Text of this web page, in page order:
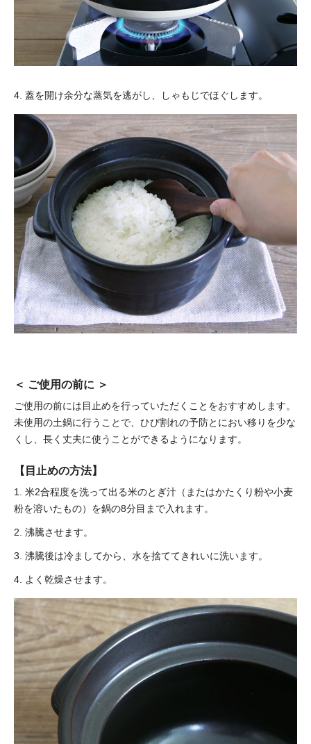
4. 蓋を開け余分な蒸気を逃がし、しゃもじでほぐします。
＜ ご使用の前に ＞
ご使用の前には目止めを行っていただくことをおすすめします。
未使用の土鍋に行うことで、ひび割れの予防とにおい移りを少な
くし、長く丈夫に使うことができるようになります。
【目止めの方法】
1. 米2合程度を洗って出る米のとぎ汁（またはかたくり粉や小麦
粉を溶いたもの）を鍋の8分目まで入れます。
2. 沸騰させます。
3. 沸騰後は冷ましてから、水を捨ててきれいに洗います。
4. よく乾燥させます。